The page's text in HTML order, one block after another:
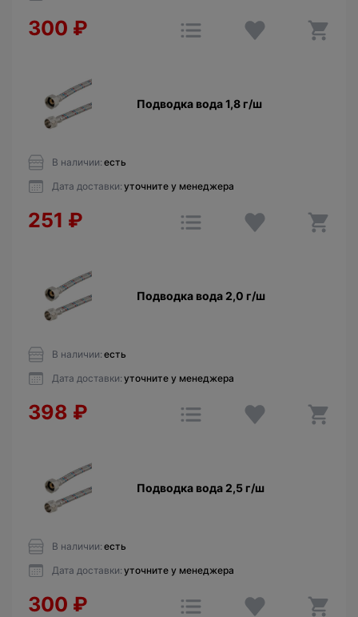
300 ₽
Подводка вода 1,8 г/ш
В наличии: есть
Дата доставки: уточните у менеджера
251 ₽
Подводка вода 2,0 г/ш
В наличии: есть
Дата доставки: уточните у менеджера
398 ₽
Подводка вода 2,5 г/ш
В наличии: есть
Дата доставки: уточните у менеджера
300 ₽